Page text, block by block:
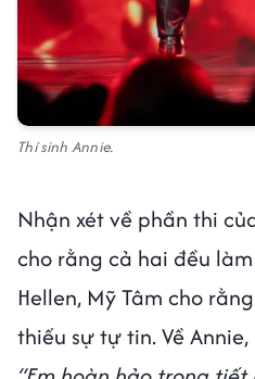
Thí sinh Annie.
Nhận xét về phần thi
cho rằng cả hai đều
Hellen, Mỹ Tâm cho
thiếu sự tự tin. Về